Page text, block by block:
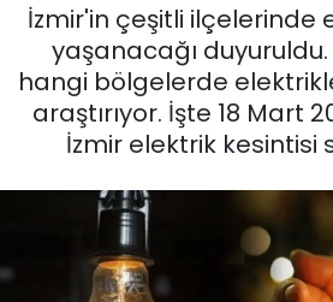
İzmir'in çeşitli ilçelerinde
yaşanacağı
hangi bölgelerde
araştırıyor. İşte 18 Mart
İzmir elektrik kesintisi
EKONOMİ
English News
KÜLTÜR SANAT
MAGAZİN
Son Dakika Haberleri
Haber Arşivi